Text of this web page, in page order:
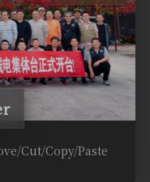
Cut/Copy/Paste